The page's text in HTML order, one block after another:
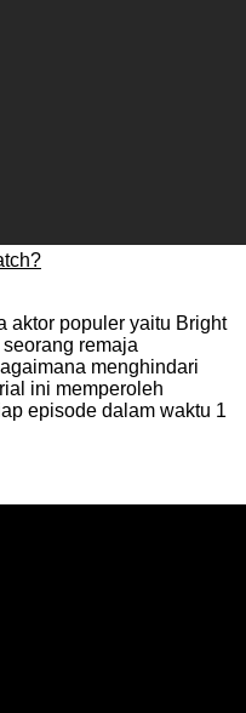
aktor populer yaitu Bright
remaja
menghindari
ini memperoleh
episode dalam waktu 1